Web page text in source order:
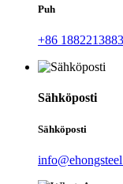
Puh
+86
Sähköposti
Sähköposti